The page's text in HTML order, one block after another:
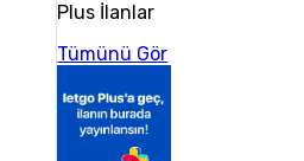
Plus İlanlar
Tümünü Gör